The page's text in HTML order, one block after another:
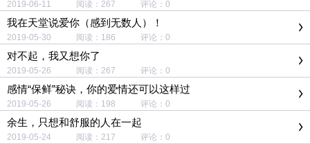
2019-06-11 阅读：267 评论：0
我在天堂说爱你（感到无数人）！
2019-05-30 阅读：186 评论：0
对不起，我又想你了
2019-05-26 阅读：267 评论：0
感情“保鲜”秘诀，你的爱情还可以这样过
2019-05-26 阅读：198 评论：0
余生，只想和舒服的人在一起
2019-05-24 阅读：217 评论：0